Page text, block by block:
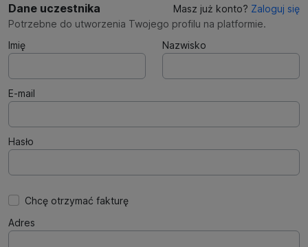
Dane uczestnika Masz już konto? Zaloguj się
Potrzebne do utworzenia Twojego profilu na platformie.
Imię
Nazwisko
E-mail
Hasło
Chcę otrzymać fakturę
Adres